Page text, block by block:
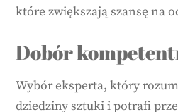
które zwiększają szansę na
Dobór
Wybór eksperta, który
dziedziny sztuki i potrafi